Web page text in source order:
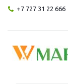
+7 727 31 22 666